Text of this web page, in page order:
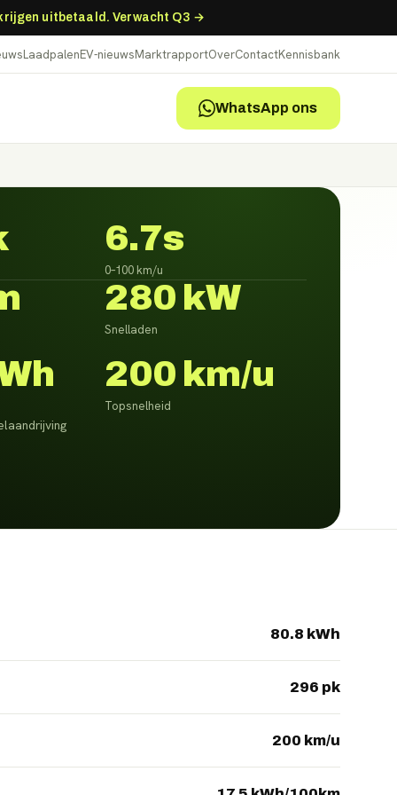
uitbetaald. Verwacht Q3 →
LaadpalenEV-nieuwsMarktrapportOverContactKennisbank
WhatsApp ons
6.7s
0–100 km/u
280 kW
Snelladen
200 km/u
Topsnelheid
80.8 kWh
296 pk
200 km/u